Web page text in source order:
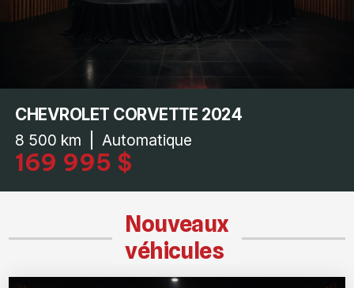
Nouveaux
véhicules
CHEVROLET CORVETTE 2024
8 500 km Automatique
169 995 $